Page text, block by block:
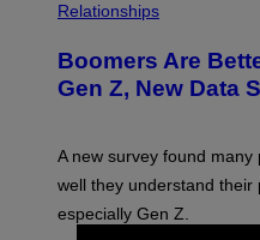
Relationships
Boomers Are
Gen Z, New Data
A new survey found
well they understand their
especially Gen Z.